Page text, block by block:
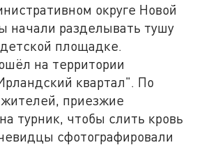
округе Новой
начали разделывать тушу
площадке.
на территории
квартал". По
приезжие
турник, чтобы слить кровь
сфотографировали